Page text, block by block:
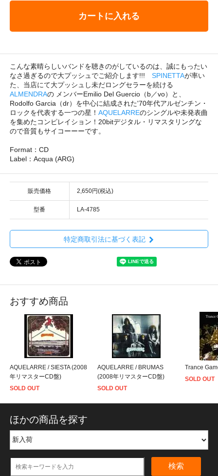
カートに入れる
こんな素晴らしいバンドを聴きのがしているのは、誠にもったい
なさ過ぎるので大プッシュでご紹介します!!! SPINETTAが率い
た、当店にて大プッシュし未だロングセラーを続ける
ALMENDRAの メンバーEmilio Del Guercio（b／vo）と、
Rodolfo Garcia（dr）を中心に結成された'70年代アルゼンチン・
ロックを代表する一つの星！ AQUELARREのシングルや未発表曲
を集めたコンピレイション！20bitデジタル・リマスタリングな
ので音質もサイコーーーです。
Format：CD
Label：Acqua (ARG)
販売価格 2,650円(税込)
型番 LA-4785
特定商取引法に基づく表記
おすすめ商品
AQUELARRE / SIESTA (2008
年リマスターCD盤)
SOLD OUT
AQUELARRE / BRUMAS
(2008年リマスターCD盤)
SOLD OUT
Trance
SOLD OUT
ほかの商品を探す
検索